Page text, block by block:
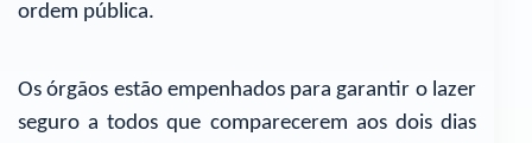
ordem pública.
Os órgãos estão empenhados para garantir o lazer
seguro a todos que comparecerem aos dois dias